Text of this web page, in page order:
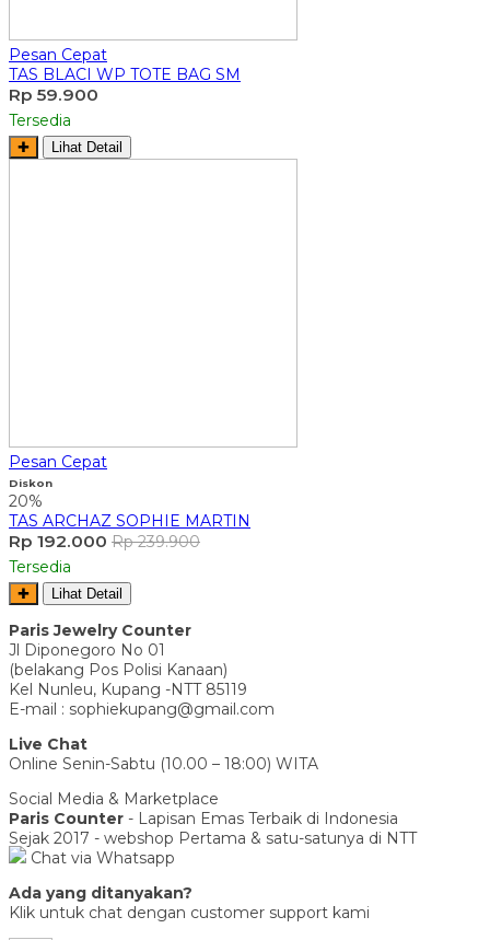
Pesan Cepat
TAS BLACI WP TOTE BAG SM
Rp 59.900
Tersedia
✚ Lihat Detail
Pesan Cepat
Diskon
20%
TAS ARCHAZ SOPHIE MARTIN
Rp 192.000 Rp 239.900
Tersedia
✚ Lihat Detail
Paris Jewelry Counter
Jl Diponegoro No 01
(belakang Pos Polisi Kanaan)
Kel Nunleu, Kupang -NTT 85119
E-mail : sophiekupang@gmail.com
Live Chat
Online Senin-Sabtu (10.00 – 18:00) WITA
Social Media & Marketplace
Paris Counter - Lapisan Emas Terbaik di Indonesia
Sejak 2017 - webshop Pertama & satu-satunya di NTT
Chat via Whatsapp
Ada yang ditanyakan?
Klik untuk chat dengan customer support kami